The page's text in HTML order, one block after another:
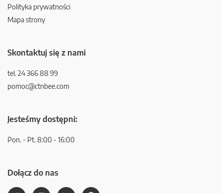
Polityka prywatności
Mapa strony
Skontaktuj się z nami
tel. 24 366 88 99
pomoc@ctnbee.com
Jesteśmy dostępni:
Pon. - Pt. 8:00 - 16:00
Dołącz do nas